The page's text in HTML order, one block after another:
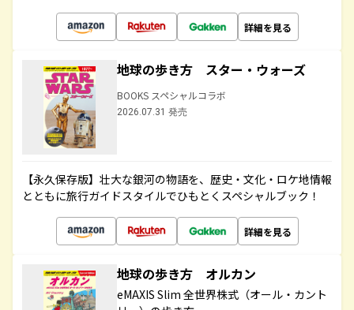
詳細を見る
地球の歩き方 スター・ウォーズ
BOOKS スペシャルコラボ
2026.07.31 発売
【永久保存版】壮大な銀河の物語を、歴史・文化・ロケ地情報
とともに旅行ガイドスタイルでひもとくスペシャルブック！
詳細を見る
地球の歩き方 オルカン
eMAXIS Slim 全世界株式（オール・カント